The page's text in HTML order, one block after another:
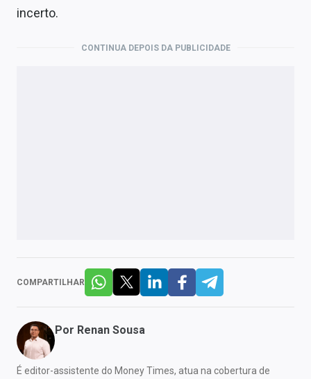
incerto.
CONTINUA DEPOIS DA PUBLICIDADE
COMPARTILHAR
Por Renan Sousa
É editor-assistente do Money Times, atua na cobertura de